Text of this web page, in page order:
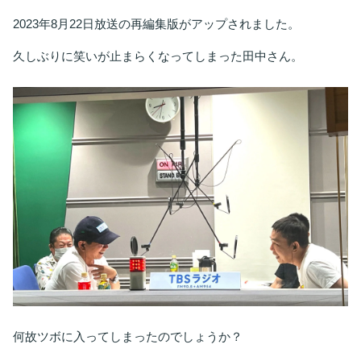
2023年8月22日放送の再編集版がアップされました。
久しぶりに笑いが止まらくなってしまった田中さん。
何故ツボに入ってしまったのでしょうか？